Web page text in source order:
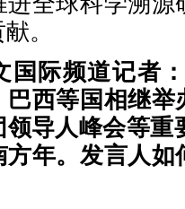
。
国际频道记者
巴西等国相继
领导人峰会等重
方年。发言人